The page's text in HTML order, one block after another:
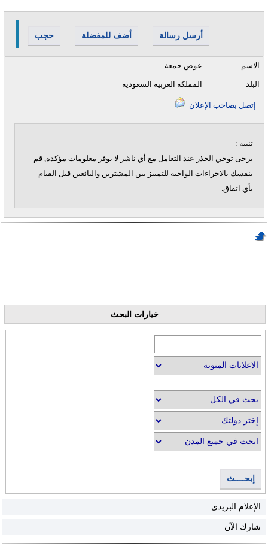
حجب أضف للمفضلة أرسل رسالة
عوض جمعة الاسم
المملكة العربية السعودية البلد
تنبيه :
يرجى توخي الحذر عند التعامل مع أي ناشر لا يوفر معلومات مؤكدة, قم
بنفسك بالاجراءات الواجبة للتمييز بين المشترين والبائعين قبل القيام
بأي اتفاق.
خيارات البحث
إبحــــث
الإعلام البريدي
شارك الآن